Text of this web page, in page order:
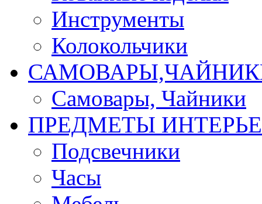
Инструменты
Колокольчики
Самовары, Чайники
ПРЕДМЕТЫ
Подсвечники
Часы